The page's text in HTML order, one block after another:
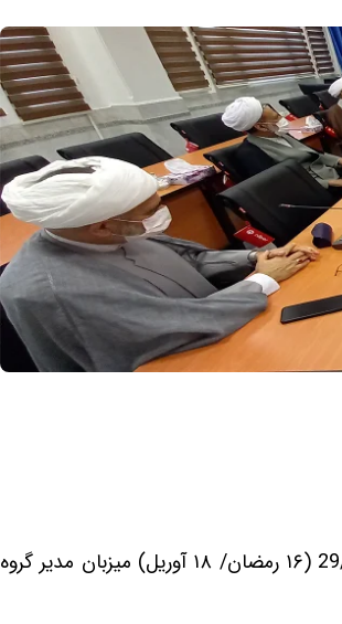
حسینی، رئیس دانشکده تاریخ، در روز شنبه به تاریخ 29/01/1401 (۱۶ رمضان/ ۱۸ آوریل) ميزبان مدیر گروه